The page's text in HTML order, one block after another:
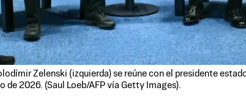
Zelenski (izquierda) se reúne con el presidente
de 2026. (Saul Loeb/AFP vía Getty Images).